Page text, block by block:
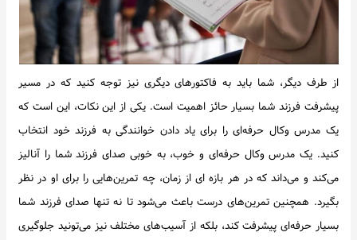
از طرف دیگر، شما باید به فاکتورهای دیگری نیز توجه کنید که در مسیر
پیشرفت فرزند شما بسیار حائز اهمیت است. یکی از این نکات، این است که
یک مدرس وکال حرفه‌ای را برای یاد دادن خوانندگی به فرزند خود انتخاب
کنید. یک مدرس وکال حرفه‌ای و خوب، به خوبی صدای فرزند شما را آنالیز
می‌کند و می‌داند که در هر بازه ای از زمان، چه تمرین‌هایی را برای او در نظر
بگیرد. همچنین تمرین‌های درست باعث می‌شود تا نه تنها صدای فرزند شما
بسیار حرفه‌ای پیشرفت کند، بلکه از آسیب‌های مختلف نیز می‌تونید جلوگیری